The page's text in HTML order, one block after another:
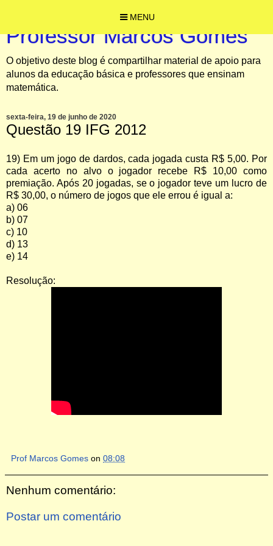
MENU
Professor Marcos Gomes
O objetivo deste blog é compartilhar material de apoio para
alunos da educação básica e professores que ensinam
matemática.
sexta-feira, 19 de junho de 2020
Questão 19 IFG 2012
19) Em um jogo de dardos, cada jogada custa R$ 5,00. Por
cada acerto no alvo o jogador recebe R$ 10,00 como
premiação. Após 20 jogadas, se o jogador teve um lucro de
R$ 30,00, o número de jogos que ele errou é igual a:
a) 06
b) 07
c) 10
d) 13
e) 14
Resolução:
Prof Marcos Gomes on 08:08
Nenhum comentário:
Postar um comentário